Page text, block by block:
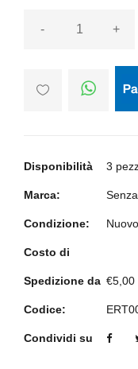
- +
Disponibilità 3
Marca:
Condizione: Nuovo
Costo di
Spedizione da €5,00
Codice:
Condividi su